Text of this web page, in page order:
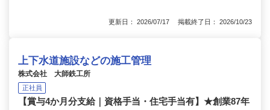
更新日： 2026/07/17 掲載終了日： 2026/10/23
上下水道施設などの施工管理
株式会社 大師鉄工所
正社員
【賞与4か月分支給｜資格手当・住宅手当有】★創業87年